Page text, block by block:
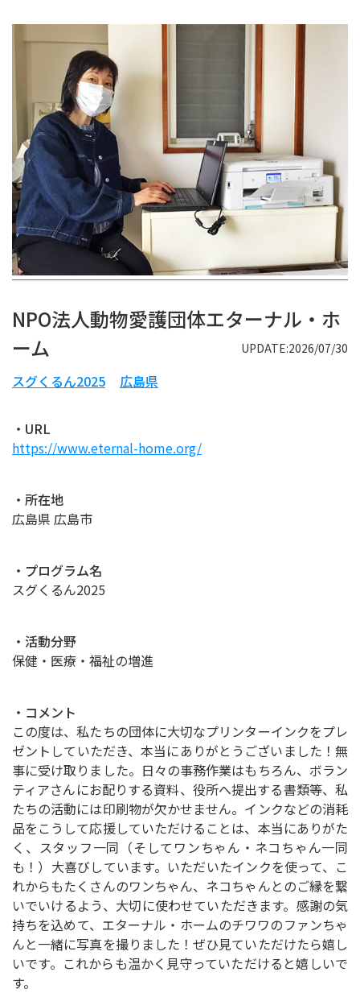
NPO法人動物愛護団体エターナル・ホ
ーム
UPDATE:2026/07/30
スグくるん2025 広島県
・URL
https://www.eternal-home.org/
・所在地
広島県 広島市
・プログラム名
スグくるん2025
・活動分野
保健・医療・福祉の増進
・コメント
この度は、私たちの団体に大切なプリンターインクをプレ
ゼントしていただき、本当にありがとうございました！無
事に受け取りました。日々の事務作業はもちろん、ボラン
ティアさんにお配りする資料、役所へ提出する書類等、私
たちの活動には印刷物が欠かせません。インクなどの消耗
品をこうして応援していただけることは、本当にありがた
く、スタッフ一同（そしてワンちゃん・ネコちゃん一同
も！）大喜びしています。いただいたインクを使って、こ
れからもたくさんのワンちゃん、ネコちゃんとのご縁を繋
いでいけるよう、大切に使わせていただきます。感謝の気
持ちを込めて、エターナル・ホームのチワワのファンちゃ
んと一緒に写真を撮りました！ぜひ見ていただけたら嬉し
いです。これからも温かく見守っていただけると嬉しいで
す。